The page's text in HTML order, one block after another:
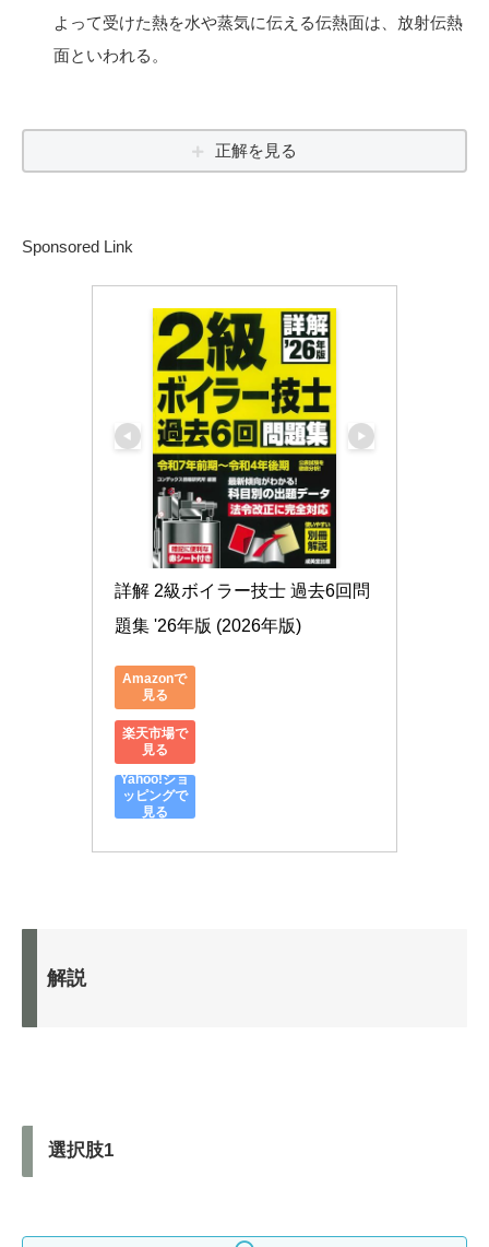
よって受けた熱を水や蒸気に伝える伝熱面は、放射伝熱
面といわれる。
正解を見る
Sponsored Link
詳解 2級ボイラー技士 過去6回問
題集 '26年版 (2026年版)
Amazonで
見る
楽天市場で
見る
Yahoo!ショ
ッピングで
見る
解説
選択肢1